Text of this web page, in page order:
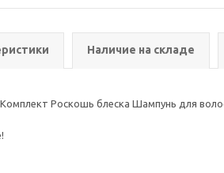
Наличие на складе
Комплект Роскошь блеска Шампунь для